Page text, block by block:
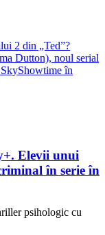
2 din „Ted”?
Dutton), noul serial
în
Elevii unui
în serie în
psihologic cu